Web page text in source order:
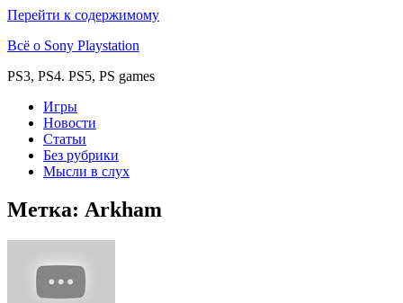
Перейти к содержимому
Всё о Sony Playstation
PS3, PS4. PS5, PS games
Игры
Новости
Статьи
Без рубрики
Мысли в слух
Метка: Arkham